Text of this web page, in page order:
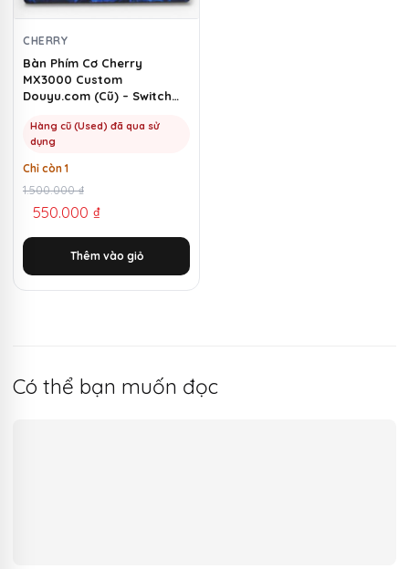
CHERRY
Bàn Phím Cơ Cherry
MX3000 Custom
Douyu.com (Cũ) – Switch
Hàng cũ (Used) đã qua sử
dụng
Chỉ còn 1
1.500.000₫
Giá
gốc
là:
1.500.000 ₫.
550.000 ₫
Giá
hiện
tại
là:
550.000 ₫.
Thêm vào giỏ
Có thể bạn muốn đọc